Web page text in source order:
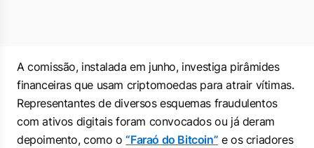
A comissão, instalada em junho, investiga pirâmides
financeiras que usam criptomoedas para atrair vítimas.
Representantes de diversos esquemas fraudulentos
com ativos digitais foram convocados ou já deram
depoimento, como o“Faraó do Bitcoin” e os criadores